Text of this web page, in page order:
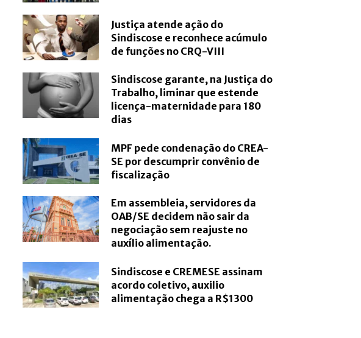
Justiça atende ação do
Sindiscose e reconhece acúmulo
de funções no CRQ-VIII
Sindiscose garante, na Justiça do
Trabalho, liminar que estende
licença-maternidade para 180
dias
MPF pede condenação do CREA-
SE por descumprir convênio de
fiscalização
Em assembleia, servidores da
OAB/SE decidem não sair da
negociação sem reajuste no
auxílio alimentação.
Sindiscose e CREMESE assinam
acordo coletivo, auxilio
alimentação chega a R$1300